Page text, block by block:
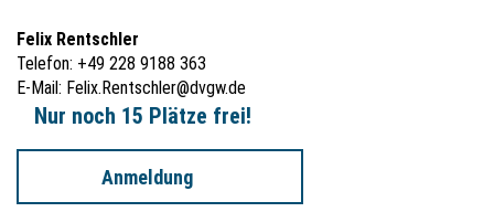
Felix Rentschler
Telefon: +49 228 9188 363
E-Mail: Felix.Rentschler@dvgw.de
Nur noch 15 Plätze frei!
Anmeldung